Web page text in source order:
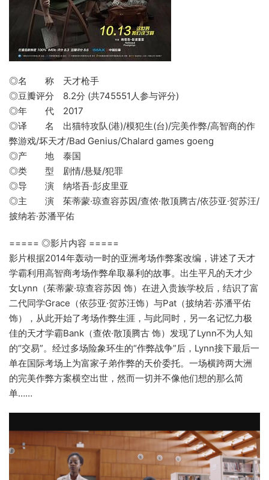
◎名 称 天才枪手
◎豆瓣评分 8.2分 (共745551人参与评分)
◎年 代 2017
◎译 名 出猫特攻队(港)/模犯生(台)/完美作弊/高智商的作
弊游戏/坏天才/Bad Genius/Chalard games goeng
◎产 地 泰国
◎类 型 剧情/悬疑/犯罪
◎导 演 纳塔吾·彭皮里亚
◎主 演 茱蒂蒙·琼查容苏因/查侬·散顶腾古/依莎亚·贺苏汪/
披纳若·苏潘平佑
===== ◎影片内容 =====
影片根据2014年轰动一时的亚洲考场作弊案改编，讲述了天才
学霸利用高智商考场作弊牟取暴利的故事。出生平凡的天才少
女Lynn（茱蒂蒙·琼查容苏因 饰）在进入贵族学校后，结识了富
二代同学Grace（依莎亚·贺苏汪饰）与Pat（披纳若·苏潘平佑
饰），从此开始了考场作弊生涯，与此同时，另一名记忆力极
佳的天才学霸Bank（查侬·散顶腾古 饰）发现了Lynn不为人知
的“交易”。经过多场险象环生的“作弊战争”后，Lynn接下最后一
单在国际考场上为富家子弟作弊的天价委托。一场横跨两大洲
的完美作弊方案横空出世，然而一切并不像他们想的那么简
单……